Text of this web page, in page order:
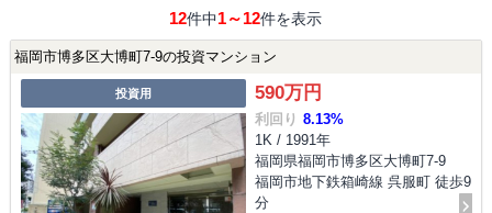
12件中1～12件を表示
福岡市博多区大博町7-9の投資マンション
投資用 590万円
利回り 8.13%
1K / 1991年
福岡県福岡市博多区大博町7-9
福岡市地下鉄箱崎線 呉服町 徒歩9
分